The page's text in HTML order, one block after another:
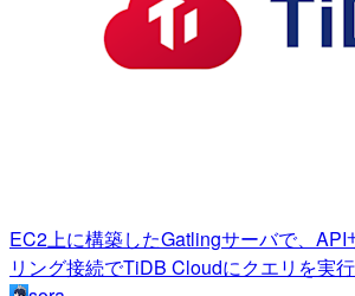
EC2上に構築したGatlingサーバで、
リング接続でTiDB Cloudにクエリを実